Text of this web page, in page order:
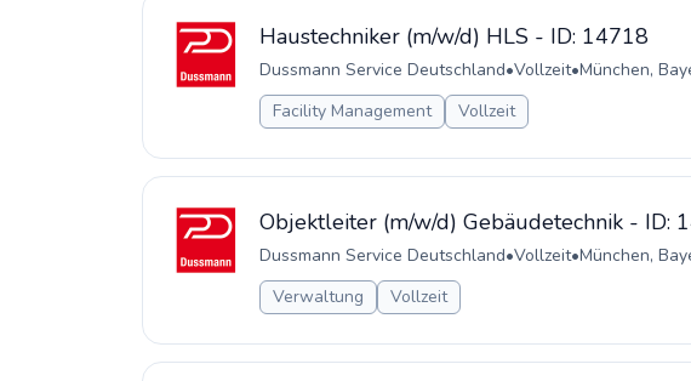
Haustechniker (m/w/d) HLS - ID: 14718
Dussmann Service Deutschland•Vollzeit•München,
Facility Management
Vollzeit
Objektleiter (m/w/d) Gebäudetechnik - ID:
Dussmann Service Deutschland•Vollzeit•München,
Verwaltung
Vollzeit